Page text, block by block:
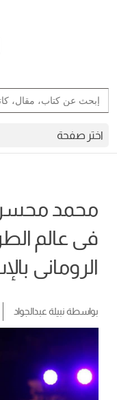
Search
for:
Search Button
اختر صفحة
محمد محسن
فى عالم
الرومانى
بواسطةنبيلة عبدالجواد